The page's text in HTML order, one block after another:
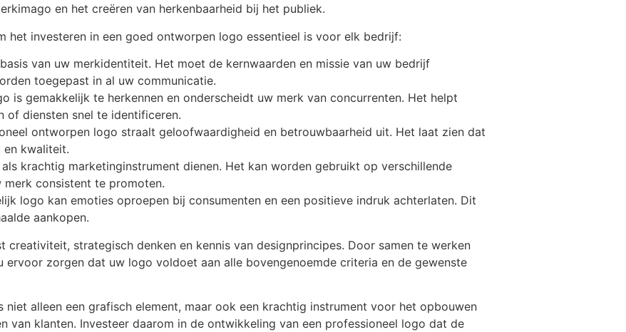
en het creëren van herkenbaarheid bij het publiek.
het investeren in een goed ontworpen logo essentieel is voor elk bedrijf:
van uw merkidentiteit. Het moet de kernwaarden en missie van uw bedrijf
toegepast in al uw communicatie.
is gemakkelijk te herkennen en onderscheidt uw merk van concurrenten. Het helpt
of diensten snel te identificeren.
ontworpen logo straalt geloofwaardigheid en betrouwbaarheid uit. Het laat zien dat
en kwaliteit.
krachtig marketinginstrument dienen. Het kan worden gebruikt op verschillende
consistent te promoten.
logo kan emoties oproepen bij consumenten en een positieve indruk achterlaten. Dit
aankopen.
creativiteit, strategisch denken en kennis van designprincipes. Door samen te werken
ervoor zorgen dat uw logo voldoet aan alle bovengenoemde criteria en de gewenste
alleen een grafisch element, maar ook een krachtig instrument voor het opbouwen
van klanten. Investeer daarom in de ontwikkeling van een professioneel logo dat de